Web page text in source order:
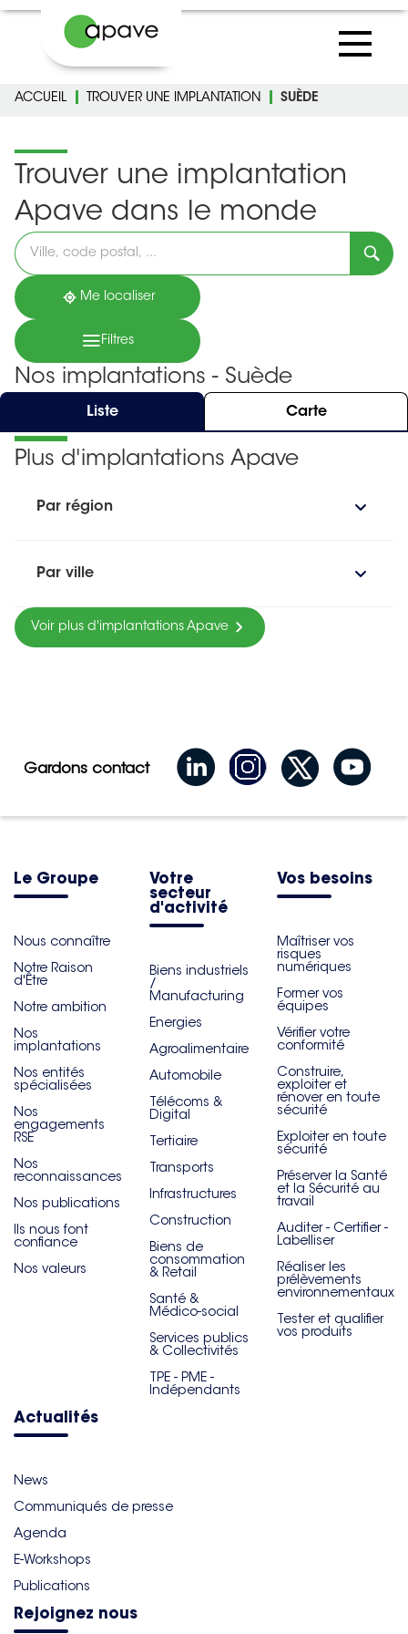
ACCUEIL TROUVER UNE IMPLANTATION SUÈDE
Trouver une implantation
Apave dans le monde
Veuillez
renseigner
une
adresse
Me localiser
Filtres
Nos implantations - Suède
Liste Carte
Plus d'implantations Apave
Par région
Par ville
Voir plus d'implantations Apave
Gardons contact
Le Groupe
Nous connaître
Notre Raison
d'Être
Notre ambition
Nos
implantations
Nos entités
spécialisées
Nos
engagements
RSE
Nos
reconnaissances
Nos publications
Ils nous font
confiance
Nos valeurs
Votre
secteur
d'activité
Biens industriels
/
Manufacturing
Energies
Agroalimentaire
Automobile
Télécoms &
Digital
Tertiaire
Transports
Infrastructures
Construction
Biens de
consommation
& Retail
Santé &
Médico-social
Services publics
& Collectivités
TPE - PME -
Indépendants
Vos besoins
Maîtriser vos
risques
numériques
Former vos
équipes
Vérifier votre
conformité
Construire,
exploiter et
rénover en toute
sécurité
Exploiter en toute
sécurité
Préserver la Santé
et la Sécurité au
travail
Auditer - Certifier -
Labelliser
Réaliser les
prélèvements
environnementaux
Tester et qualifier
vos produits
Actualités
News
Communiqués de presse
Agenda
E-Workshops
Publications
Rejoignez nous